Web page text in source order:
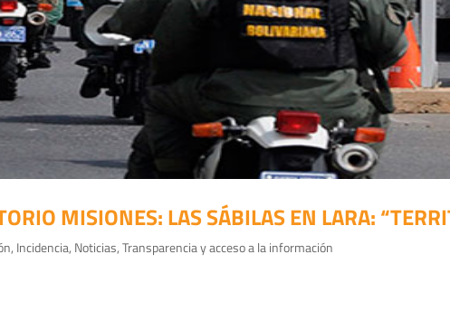
MISIONES: LAS SÁBILAS EN LARA:
, Incidencia, Noticias,Transparencia y acceso a la información